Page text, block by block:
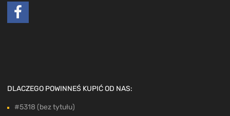
DLACZEGO POWINNEŚ KUPIĆ OD NAS:
#5318 (bez tytułu)